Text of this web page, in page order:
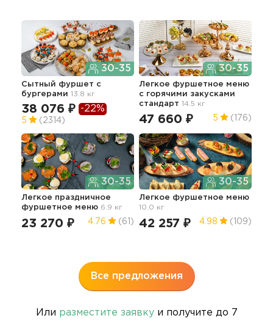
30-35
Сытный фуршет с
бургерами 13.8 кг
38 076 ₽ -22%
5 (2314)
30-35
Легкое фуршетное меню
c горячими закусками
стандарт 14.5 кг
47 660 ₽ 5 (176)
30-35
Легкое праздничное
фуршетное меню 6.9 кг
23 270 ₽ 4.76 (61)
30-35
Легкое фуршетное меню
10.0 кг
42 257 ₽ 4.98 (109)
Все предложения
Или разместите заявкуи получите до 7